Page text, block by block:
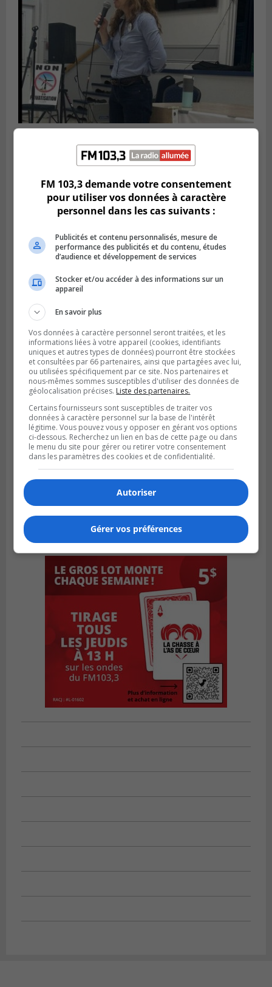
Publié le 6 juillet 2026 à 11h18
Climat Québec dévoile deux candidats
pour l’Agglomération
Publié le 6 juillet 2026 à 09h33
Longueuil conclue un contrat pour
valoriser des cendres d’incinération
FM 103,3 demande votre consentement
pour utiliser vos données à caractère
personnel dans les cas suivants :
Publicités et contenu personnalisés, mesure de
performance des publicités et du contenu, études
d’audience et développement de services
Stocker et/ou accéder à des informations sur un
appareil
En savoir plus
Vos données à caractère personnel seront traitées, et les
informations liées à votre appareil (cookies, identifiants
uniques et autres types de données) pourront être stockées
et consultées par 66 partenaires, ainsi que partagées avec lui,
ou utilisées spécifiquement par ce site. Nos partenaires et
nous-mêmes sommes susceptibles d'utiliser des données de
géolocalisation précises. Liste des partenaires.
Certains fournisseurs sont susceptibles de traiter vos
données à caractère personnel sur la base de l'intérêt
légitime. Vous pouvez vous y opposer en gérant vos options
ci-dessous. Recherchez un lien en bas de cette page ou dans
le menu du site pour gérer ou retirer votre consentement
dans les paramètres des cookies et de confidentialité.
Autoriser
Gérer vos préférences